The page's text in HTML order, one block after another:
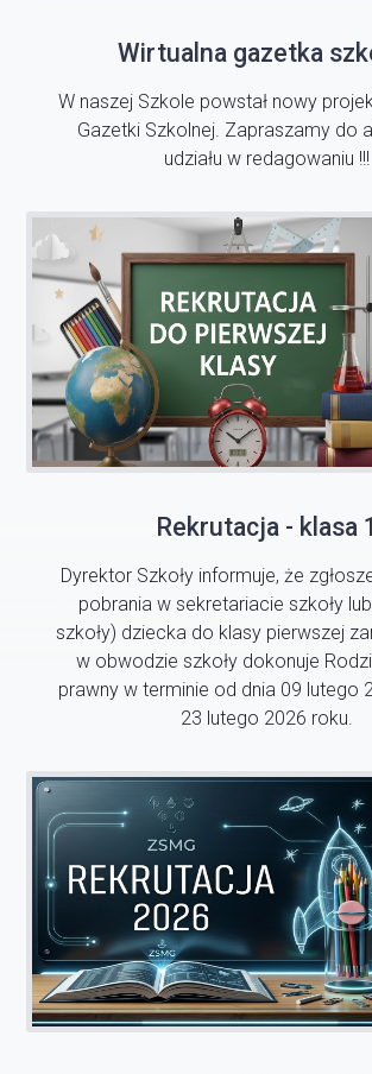
Wirtualna gazetka
W naszej Szkole powstał nowy
Gazetki Szkolnej. Zapraszamy do
udziału w redagowaniu !!!
Rekrutacja - klasa 1
Dyrektor Szkoły informuje, że
pobrania w sekretariacie szkoły
szkoły) dziecka do klasy pierwszej
w obwodzie szkoły dokonuje
prawny w terminie od dnia 09 lutego
23 lutego 2026 roku.